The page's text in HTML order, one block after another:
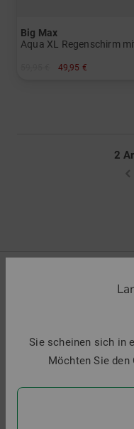
Big Max
49,95 €
2
Folgen Sie uns auf
Sie scheinen sich in
Möchten Sie den